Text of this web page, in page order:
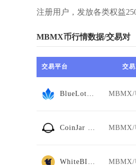
注册用户，发放各类权益
MBMX币行情数据/交易对
交易平台 交
BlueLotusDAO MBMX/
CoinJar Exchange MBMX/
WhiteBIT Futures MBMX/